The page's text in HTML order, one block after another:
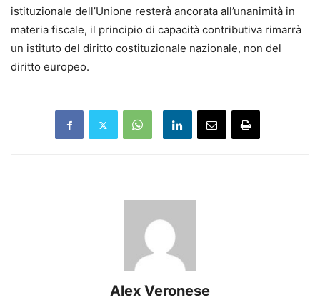
istituzionale dell’Unione resterà ancorata all’unanimità in
materia fiscale, il principio di capacità contributiva rimarrà
un istituto del diritto costituzionale nazionale, non del
diritto europeo.
Alex Veronese